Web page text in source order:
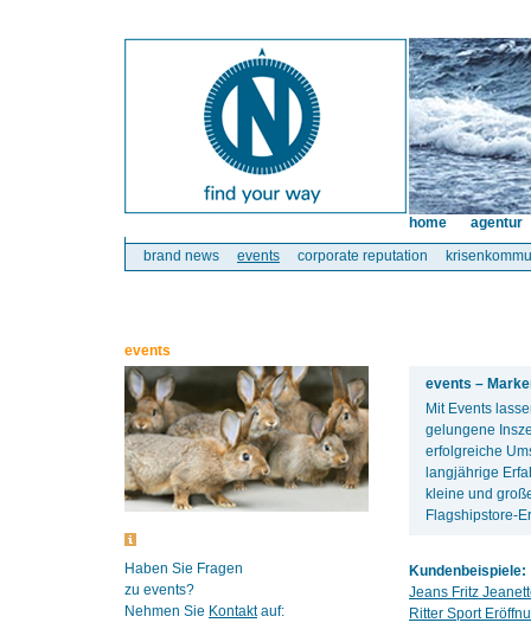
brand news events corporate reputation
home agentur
events
Haben Sie Fragen
zu events?
Nehmen Sie Kontaktauf:
events –
Mit Events
gelungene
erfolgreiche
langjährige
kleine und
Flagshipstore-
Kundenbeispiele:
Jeans Fritz
Ritter Sport